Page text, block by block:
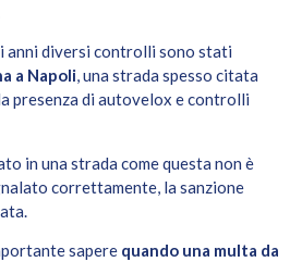
anni diversi controlli sono stati
a Napoli, una strada spesso citata
presenza di autovelox e controlli
in una strada come questa non è
correttamente, la sanzione
sapere quando una multa da